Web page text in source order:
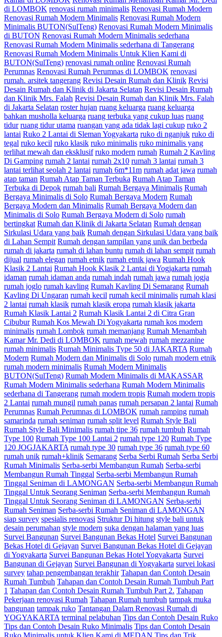
di LOMBOK renovasi rumah minimalis Renovasi Rumah Modern
Renovasi Rumah Modern Minimalis Renovasi Rumah Modern
Minimalis BUTON(SulTeng) Renovasi Rumah Modern Minimalis
di BUTON Renovasi Rumah Modern Minimalis sederhana
Renovasi Rumah Modern Minimalis sederhana di Tangerang
Renovasi Rumah Modern Minimalis Untuk Klien Kami di
BUTON(SulTeng) renovasi rumah online Renovasi Rumah
Perumnas Renovasi Rumah Perumnas di LOMBOK renovasi
rumah. arsitek tangerang Revisi Desain Rumah dan Klinik Revisi
Desain Rumah dan Klinik di Jakarta Selatan Revisi Desain Rumah
dan Klinik Mrs. Falah Revisi Desain Rumah dan Klinik Mrs. Falah
di Jakarta Selatan roster hujan ruang keluarga ruang keluarga
bahkan musholla keluarga ruang terbuka yang cukup luas ruang
tidur ruang tidur utama ruangan yang ada tidak lagi cukup ruko 2
lantai Ruko 2 Lantai di Sleman Yogyakarta ruko di nganjuk ruko di
tegal ruko kecil ruko klasik ruko minimalis ruko minimalis yang
terlihat mewah dan eksklusif ruko modern rumah Rumah 2 Kavling
Di Gamping rumah 2 lantai rumah 2x10 rumah 3 lantai rumah 3
lantai terlihat seolah 2 lantai rumah 6m*11m rumah adat jawa rumah
atap taman Rumah Atap Taman Terbuka Rumah Atap Taman
Terbuka di Depok rumah bali Rumah Bergaya Minimalis Rumah
Bergaya Minimalis di Solo Rumah Bergaya Modern Rumah
Bergaya Modern dan Minimalis Rumah Bergaya Modern dan
Minimalis di Solo Rumah Bergaya Modern di Solo rumah
bertingkat Rumah dan Klinik di Jakarta Selatan Rumah dengan
Sirkulasi Udara yang baik Rumah dengan Sirkulasi Udara yang baik
di Lahan Sempit Rumah dengan tampilan yang unik dan berbeda
rumah di jakarta rumah di lahan buntu rumah di lahan sempit rumah
dijual rumah elegan rumah etnik rumah etnik jawa Rumah Hook
Klasik 2 Lantai Rumah Hook Klasik 2 Lantai di Yogjakarta rumah
idaman rumah idaman anda rumah indah rumah jawa rumah jogja
rumah joglo rumah kavling Rumah Kavling Di Semarang Rumah
Kavling Di Ungaran rumah kecil rumah kecil minimalis rumah klasi
2 lantai rumah klasik rumah klasik eropa rumah klasik jakarta
Rumah Klasik Lantai 2 Rumah Klasik Lantai 2 di Citra Gran
Cibubur Rumah Kos Mewah Di Yogyakarta rumah kos modern
minimalis rumah Lombok rumah memanjang Rumah Menambah
Kamar Mr. Dedi di LOMBOK rumah mewah rumah mezzanine
rumah minimalis Rumah Minimalis Type 50 di JAKARTA Rumah
Modern Rumah Modern dan Minimalis di Solo rumah modern etnik
rumah modern minimalis Rumah Modern Minimalis
BUTON(SulTeng) Rumah Modern Minimalis di MAKASSAR
Rumah Modern Minimalis sederhana Rumah Modern Minimalis
sederhana di Tangerang rumah modern tropis Rumah modern tropis
2 Lantai rumah mungil rumah panas rumah persapan 2 lantai Rumah
Perumnas Rumah Perumnas di LOMBOK rumah ramping rumah
samarinda rumah seniman rumah split level Rumah Style Bali
Rumah Style Bali Minimalis rumah tipe 36 rumah tumbuh Rumah
Type 100 Rumah Type 100 Lantai 2 rumah type 120 Rumah Type
120 JOGJAKARTA rumah type 30 rumah type 36 rumah type 60
rumah unik rumah+klinik Semarang Serba Serbi Rumah Serba Serbi
Rumah Minimalis Serba-serbi Membangun Rumah Serba-serbi
Membangun Rumah Tinggal Serba-serbi Membangun Rumah
Tinggal Seniman di LAMONGAN Serba-serbi Membangun Rumah
Tinggal Untuk Seorang Seniman Serba-serbi Membangun Rumah
Tinggal Untuk Seorang Seniman di LAMONGAN Serba-serbi
Rumah Seniman Serba-serbi Rumah Seniman di LAMONGAN
siap survey spesialis renovasi Struktur Di hitung style bali untuk
desain perumahan style modern suka dengan halaman yang luas
Survei Bangunan Survei Bangunan Bekas Hotel Survei Bangunan
Bekas Hotel di Gejayan Survei Bangunan Bekas Hotel di Gejayan
di Yogyakarta Survei Bangunan Bekas Hotel Yogyakarta Survei
Bangunan di Gejayan Survei Bangunan di Yogyakarta survei lokasi
survey tahap pengembangan terakhir Tahapan dan Contoh Desain
Rumah Tumbuh Tahapan dan Contoh Desain Rumah Tumbuh Part
1 Tahapan dan Contoh Desain Rumah Tumbuh Part 2. Tahapan
Pekerjaan renovasi Rumah Tahapan Rumah tumbuh tampak muka
bangunan tampak ruko Tantangan Dalam Renovasi Rumah di
YOGYAKARTA terminal pelabuhan Tips dan Contoh Desain Ruko
Tips dan Contoh Desain Ruko Minimalis Tips dan Contoh Desain
Ruko Minimalis untuk Klien Kami di MEDAN Tips dan Trik